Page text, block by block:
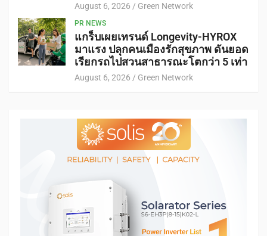
August 6, 2026 Green Network
PR NEWS
แกร็บเผยเทรนด์ Longevity-HYROX
มาแรง ปลุกคนเมืองรักสุขภาพ ดันยอด
เรียกรถไปสวนสาธารณะโตกว่า 5 เท่า
August 6, 2026 Green Network